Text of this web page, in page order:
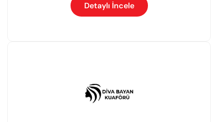
Detaylı İncele